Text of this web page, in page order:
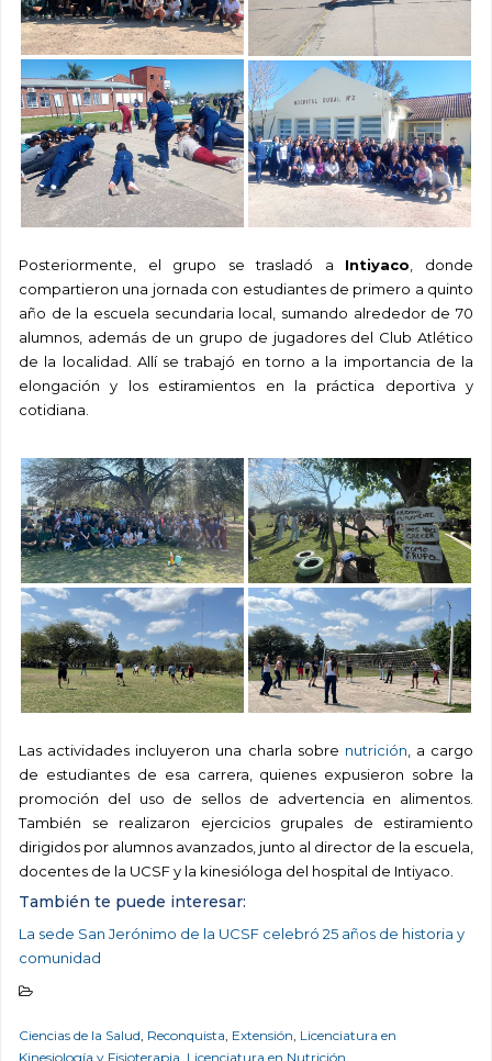
Posteriormente, el grupo se trasladó a Intiyaco , donde
compartieron una jornada con estudiantes de primero a quinto
año de la escuela secundaria local, sumando alrededor de 70
alumnos, además de un grupo de jugadores del Club Atlético
de la localidad. Allí se trabajó en torno a la importancia de la
elongación y los estiramientos en la práctica deportiva y
cotidiana.
Las actividades incluyeron una charla sobre nutrición , a cargo
de estudiantes de esa carrera, quienes expusieron sobre la
promoción del uso de sellos de advertencia en alimentos.
También se realizaron ejercicios grupales de estiramiento
dirigidos por alumnos avanzados, junto al director de la escuela,
docentes de la UCSF y la kinesióloga del hospital de Intiyaco.
También te puede interesar:
La sede San Jerónimo de la UCSF celebró 25 años de historia y
comunidad
Ciencias de la Salud, Reconquista, Extensión, Licenciatura en
Kinesiología y Fisioterapia, Licenciatura en Nutrición